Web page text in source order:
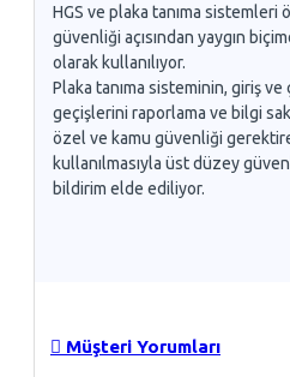
HGS ve plaka tanıma
güvenliği açısından yaygın
olarak kullanılıyor.
Plaka tanıma sisteminin, giriş ve
geçişlerini raporlama ve bilgi
özel ve kamu güvenliği
kullanılmasıyla üst düzey
bildirim elde ediliyor.
Müşteri Yorumları